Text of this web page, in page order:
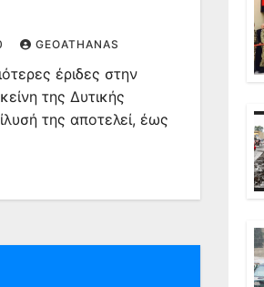
GEOATHANAS
έριδες στην
της Δυτικής
της αποτελεί, έως